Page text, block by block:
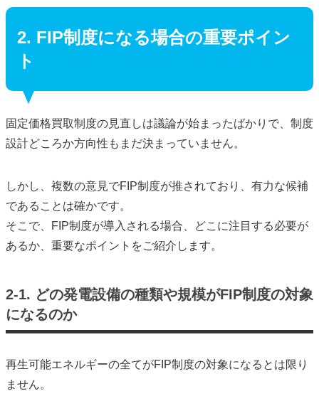
2. FIP制度になる場合の重要ポイン
ト
固定価格買取制度の見直しは議論が始まったばかりで、制度
設計どころか方向性もまだ決まっていません。
しかし、複数の意見でFIP制度が推されており、有力な候補
であることは確かです。
そこで、FIP制度が導入される場合、どこに注目する必要が
あるか、重要なポイントをご紹介します。
2-1. どの発電設備の種類や規模がFIP制度の対象
になるのか
再生可能エネルギーの全てがFIP制度の対象になるとは限り
ません。